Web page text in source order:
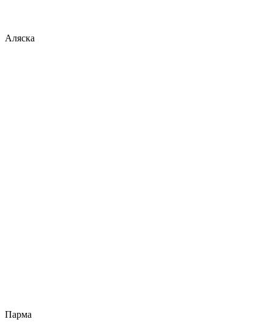
Аляска
Парма